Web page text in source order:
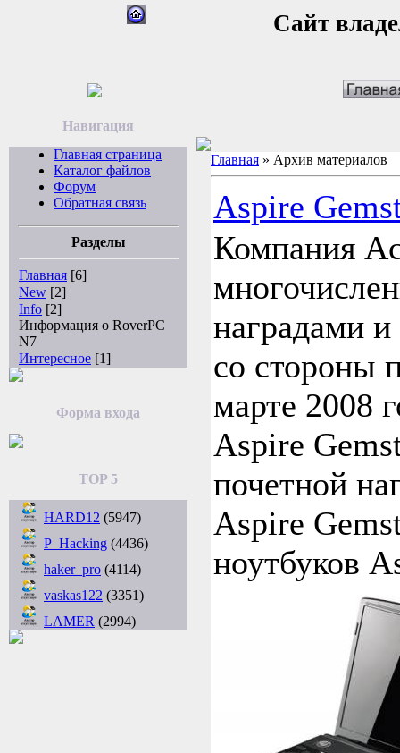
Сайт
Навигация
Главная страница
Каталог файлов
Форум
Обратная связь
Разделы
Главная [6]
New [2]
Info [2]
Информация о RoverPC
N7
Интересное [1]
Форма входа
TOP 5
HARD12 (5947)
P_Hacking (4436)
haker_pro (4114)
vaskas122 (3351)
LAMER (2994)
Главная » Архив материалов
Aspire
Компания
наградами
со стороны
марте 2008
Aspire
почетной
Aspire
ноутбуков